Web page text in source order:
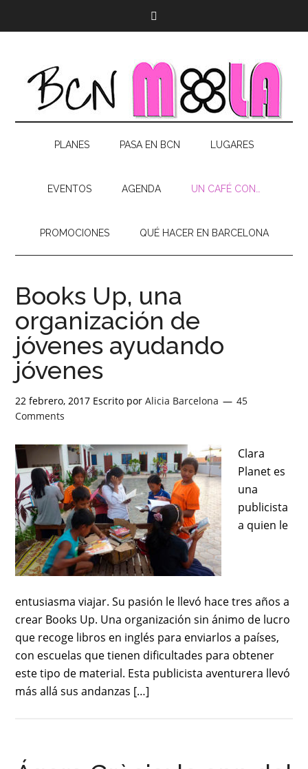
PLANES PASA EN BCN LUGARES
EVENTOS AGENDA UN CAFÉ CON…
PROMOCIONES QUÉ HACER EN BARCELONA
Books Up, una
organización de
jóvenes ayudando
jóvenes
22 febrero, 2017 Escrito porAlicia Barcelona
45
Comments
Clara
Planet es
una
publicista
a quien le
entusiasma viajar. Su pasión le llevó hace tres años a
crear Books Up. Una organización sin ánimo de lucro
que recoge libros en inglés para enviarlos a países,
con escuelas que tienen dificultades para obtener
este tipo de material. Esta publicista aventurera llevó
más allá sus andanzas […]